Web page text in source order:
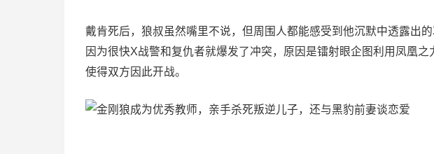
戴肯死后，狼叔虽然嘴里不说，但周围人都能感受到他沉默中透露出
因为很快X战警和复仇者就爆发了冲突，原因是镭射眼企图利用凤凰
使得双方因此开战。